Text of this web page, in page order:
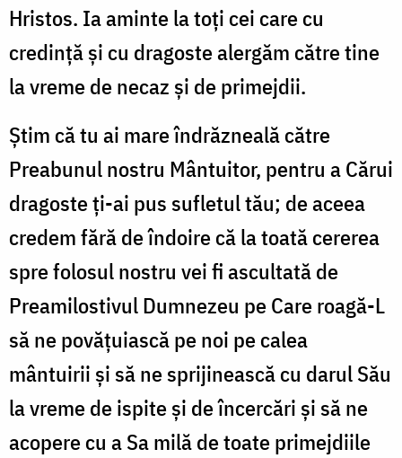
Hristos. Ia aminte la toţi cei care cu
credinţă şi cu dragoste alergăm către tine
la vreme de necaz şi de primejdii.
Ştim că tu ai mare îndrăzneală către
Preabunul nostru Mântuitor, pentru a Cărui
dragoste ţi-ai pus sufletul tău; de aceea
credem fără de îndoire că la toată cererea
spre folosul nostru vei fi ascultată de
Preamilostivul Dumnezeu pe Care roagă-L
să ne povăţuiască pe noi pe calea
mântuirii şi să ne sprijinească cu darul Său
la vreme de ispite şi de încercări şi să ne
acopere cu a Sa milă de toate primejdiile